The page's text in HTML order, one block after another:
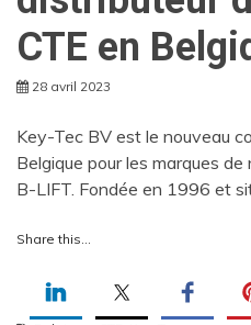
CTE en
28 avril 2023
Key-Tec BV est le nouveau
Belgique pour les marques
B-LIFT. Fondée en 1996 et
Share this...